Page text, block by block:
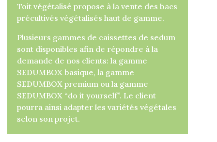
Toit végétalisé propose à la vente des bacs
précultivés végétalisés haut de gamme.
Plusieurs gammes de caissettes de sedum
sont disponibles afin de répondre à la
demande de nos clients: la gamme
SEDUMBOX basique, la gamme
SEDUMBOX premium ou la gamme
SEDUMBOX “do it yourself”. Le client
pourra ainsi adapter les variétés végétales
selon son projet.